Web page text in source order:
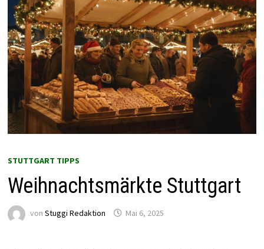
STUTTGART TIPPS
Weihnachtsmärkte Stuttgart
von Stuggi Redaktion Mai 6, 2025